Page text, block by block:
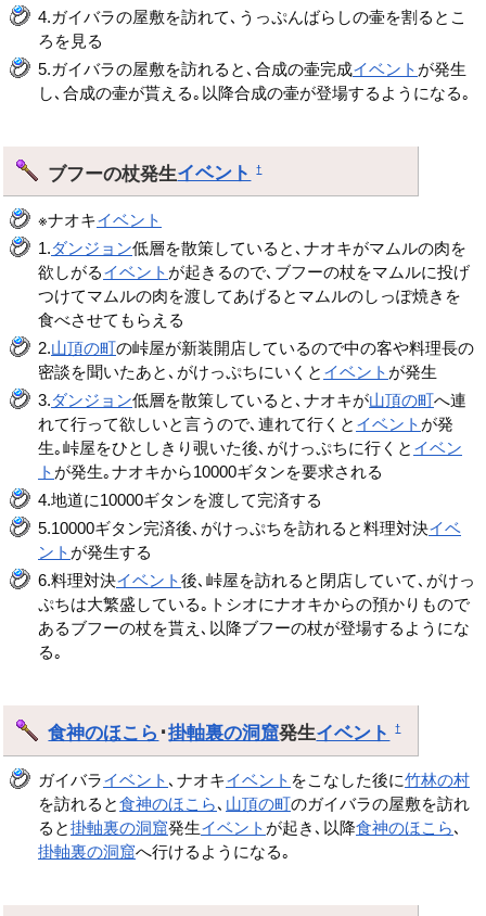
4.ガイバラの屋敷を訪れて､うっぷんばらしの壷を割るとこ
ろを見る
5.ガイバラの屋敷を訪れると､合成の壷完成イベント が発生
し､合成の壷が貰える｡以降合成の壷が登場するようになる｡
ブフーの杖発生イベント †
※ナオキイベント
1.ダンジョン低層を散策していると､ナオキがマムルの肉を
欲しがるイベント が起きるので､ブフーの杖をマムルに投げ
つけてマムルの肉を渡してあげるとマムルのしっぽ焼きを
食べさせてもらえる
2.山頂の町の峠屋が新装開店しているので中の客や料理長の
密談を聞いたあと､がけっぷちにいくと イベント が発生
3.ダンジョン低層を散策していると､ナオキが山頂の町へ連
れて行って欲しいと言うので､連れて行くと イベント が発
生｡峠屋をひとしきり覗いた後､がけっぷちに行くと イベン
ト が発生｡ナオキから10000ギタンを要求される
4.地道に10000ギタンを渡して完済する
5.10000ギタン完済後､がけっぷちを訪れると料理対決イベ
ント が発生する
6.料理対決イベント後､峠屋を訪れると閉店していて､がけっ
ぷちは大繁盛している｡トシオにナオキからの預かりもので
あるブフーの杖を貰え､以降ブフーの杖が登場するようにな
る｡
食神のほこら ･掛軸裏の洞窟発生イベント †
ガイバライベント ､ナオキイベント をこなした後に竹林の村
を訪れると食神のほこら､ 山頂の町のガイバラの屋敷を訪れ
ると掛軸裏の洞窟発生イベント が起き､以降食神のほこら､
掛軸裏の洞窟へ行けるようになる｡